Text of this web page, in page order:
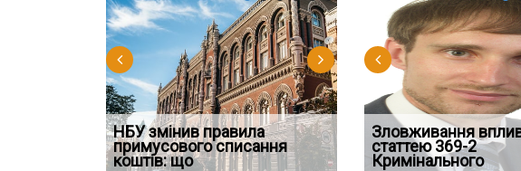
НБУ змінив правила
примусового списання
коштів: що
Якщо суд встановив
відшкодування шкоди
наявніс
Водії можуть отримати
компенсацію за незаконні
дії
Зловживання
статтею 369-2
Кримінального
Особливості
кримінальному
провадженні: я